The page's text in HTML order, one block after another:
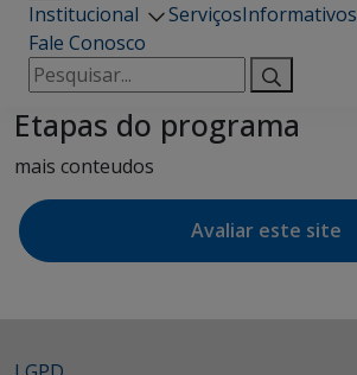
Institucional ServiçosInformativos
Fale Conosco
Pesquisar
por:
Etapas do programa
mais conteudos
Avaliar este site